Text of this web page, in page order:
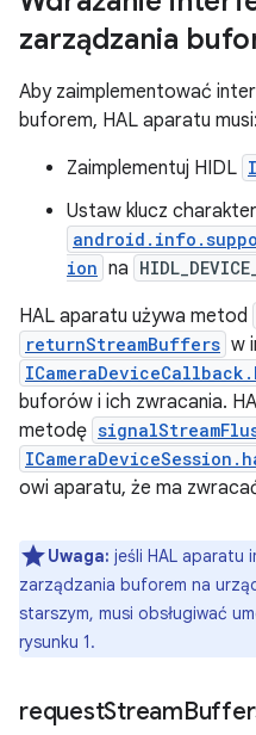
zarządzania
Aby zaimplementować
buforem, HAL aparatu musi:
Zaimplementuj HIDL
Ustaw klucz
ion na
HAL aparatu używa metod
returnStreamBuffers w
buforów i ich zwracania.
metodę
owi aparatu, że ma
Uwaga: jeśli HAL aparatu
zarządzania buforem na
starszym, musi obsługiwać
rysunku 1.
requestStream